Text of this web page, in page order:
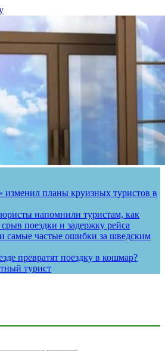
планы круизных туристов в
напомнили туристам, как
срыв поездки и задержку рейса
самые частые ошибки за шведским
превратят поездку в кошмар?
турист